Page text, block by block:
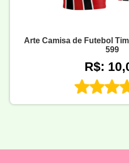
Arte Camisa de Futebol
599
R$: